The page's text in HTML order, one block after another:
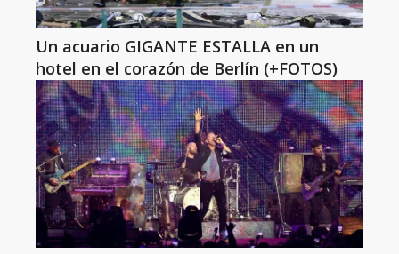
Un acuario GIGANTE ESTALLA en un
hotel en el corazón de Berlín (+FOTOS)